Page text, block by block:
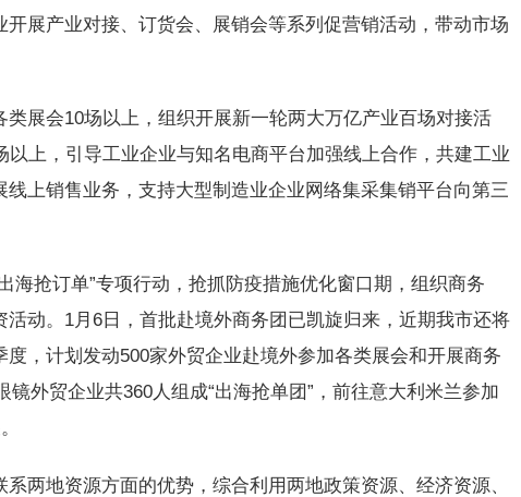
展产业对接、订货会、展销会等系列促营销活动，带动市场
会10场以上，组织开展新一轮两大万亿产业百场对接活
上，引导工业企业与知名电商平台加强线上合作，共建工业
上销售业务，支持大型制造业企业网络集采集销平台向第三
抢订单”专项行动，抢抓防疫措施优化窗口期，组织商务
动。1月6日，首批赴境外商务团已凯旋归来，近期我市还将
，计划发动500家外贸企业赴境外参加各类展会和开展商务
外贸企业共360人组成“出海抢单团”，前往意大利米兰参加
地资源方面的优势，综合利用两地政策资源、经济资源、